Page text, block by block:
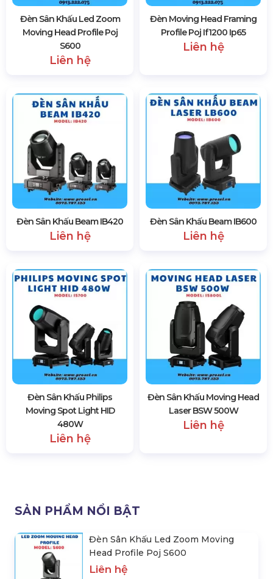
Đèn Sân Khấu Led Zoom
Moving Head Profile Poj
S600
Liên hệ
Đèn Moving Head Framing
Profile Poj If1200 Ip65
Liên hệ
Đèn Sân Khấu Beam IB420
Liên hệ
Đèn Sân Khấu Beam IB600
Liên hệ
Đèn Sân Khấu Philips
Moving Spot Light HID
480W
Liên hệ
Đèn Sân Khấu Moving Head
Laser BSW 500W
Liên hệ
SẢN PHẨM NỔI BẬT
Đèn Sân Khấu Led Zoom Moving
Head Profile Poj S600
Liên hệ